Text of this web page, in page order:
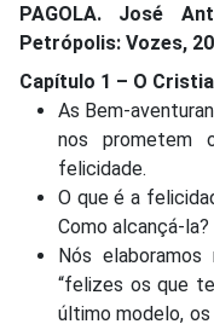
PAGOLA. José
Petrópolis: Vozes,
Capítulo 1 – O
As Bem-
nos prometem
felicidade.
O que é a
Como alcançá-
Nós elaboramos
“felizes os que
último modelo,